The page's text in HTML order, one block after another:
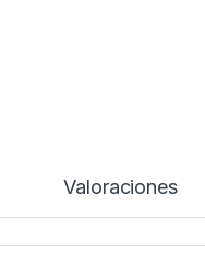
Valoraciones